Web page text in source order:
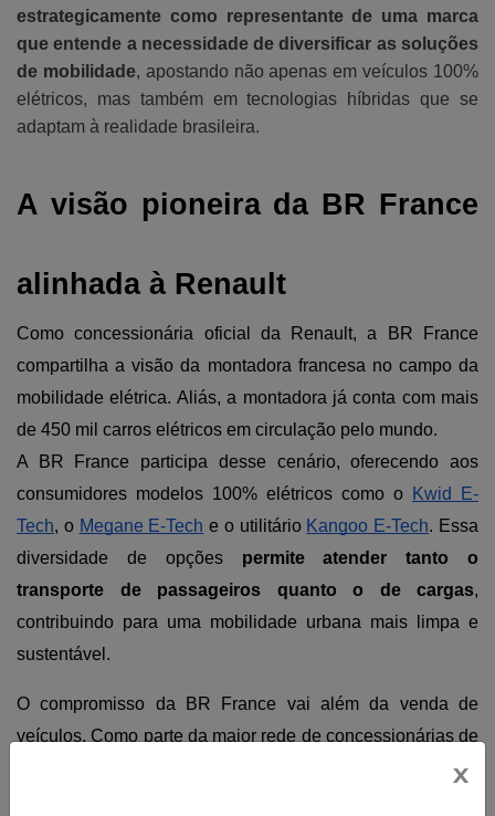
estrategicamente como representante de uma marca
que entende a necessidade de diversificar as soluções
de mobilidade, apostando não apenas em veículos 100%
elétricos, mas também em tecnologias híbridas que se
adaptam à realidade brasileira.
A visão pioneira da BR France
alinhada à Renault
Como concessionária oficial da Renault, a BR France
compartilha a visão da montadora francesa no campo da
mobilidade elétrica. Aliás, a montadora já conta com mais
de 450 mil carros elétricos em circulação pelo mundo.
A BR France participa desse cenário, oferecendo aos
consumidores modelos 100% elétricos como o
Kwid E-
Tech, o Megane E-Tech e o utilitário Kangoo E-Tech. Essa
diversidade de opções permite atender tanto o
transporte de passageiros quanto o de cargas,
contribuindo para uma mobilidade urbana mais limpa e
sustentável.
O compromisso da BR France vai além da venda de
veículos. Como parte da maior rede de concessionárias de
elétricos do país, a empresa oferece todo o suporte
x